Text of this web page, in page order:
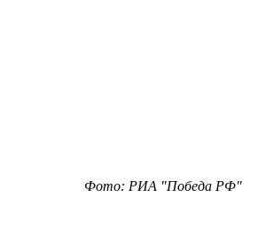
Фото: РИА "Победа РФ"